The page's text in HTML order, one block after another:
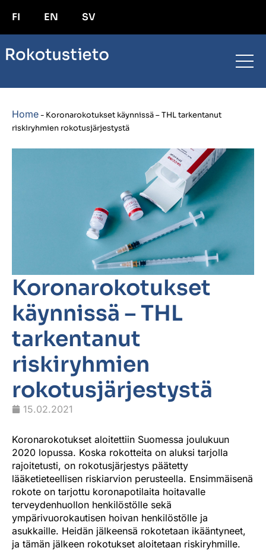
FI EN SV
Home- Koronarokotukset käynnissä – THL tarkentanut
riskiryhmien rokotusjärjestystä
Koronarokotukset
käynnissä – THL
tarkentanut
riskiryhmien
rokotusjärjestystä
15.02.2021
Koronarokotukset aloitettiin Suomessa joulukuun
2020 lopussa. Koska rokotteita on aluksi tarjolla
rajoitetusti, on rokotusjärjestys päätetty
lääketieteellisen riskiarvion perusteella. Ensimmäisenä
rokote on tarjottu koronapotilaita hoitavalle
terveydenhuollon henkilöstölle sekä
ympärivuorokautisen hoivan henkilöstölle ja
asukkaille. Heidän jälkeensä rokotetaan ikääntyneet,
ja tämän jälkeen rokotukset aloitetaan riskiryhmille.